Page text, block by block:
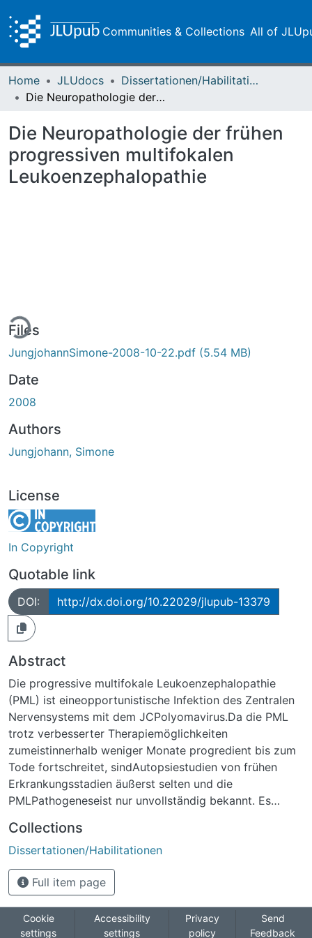
Communities & Collections All of
Home JLUdocs
Dissertationen/Habilitationen
Die Neuropathologie der frühen progressiven multifokalen Leukoenzephalopathie
Die Neuropathologie der frühen
progressiven multifokalen
Leukoenzephalopathie
Files
JungjohannSimone-2008-10-22.pdf (5.54 MB)
Date
2008
Authors
Jungjohann, Simone
License
In Copyright
Quotable link
DOI: http://dx.doi.org/10.22029/jlupub-13379
Abstract
Die progressive multifokale Leukoenzephalopathie
(PML) ist eineopportunistische Infektion des Zentralen
Nervensystems mit dem JCPolyomavirus.Da die PML
trotz verbesserter Therapiemöglichkeiten
zumeistinnerhalb weniger Monate progredient bis zum
Tode fortschreitet, sindAutopsiestudien von frühen
Erkrankungsstadien äußerst selten und die
PMLPathogeneseist nur unvollständig bekannt. Es
PML bei einem 55-jährigen (Fall A) und einem 63-
jährigen (Fall B) männlichen Patienten dargestellt.
Patient A litt an einerchronischen Niereninsuffizienz,
welche eine Peritonealdialyse notwendigmachte. Er
paralytischem Ileusmit anschließender Hemikolektomie
im septischen Kreislaufversagen. DerPatient B litt an
Collections
Dissertationen/Habilitationen
Full item page
Cookie
settings
Accessibility
settings
Privacy
policy
Send
Feedback